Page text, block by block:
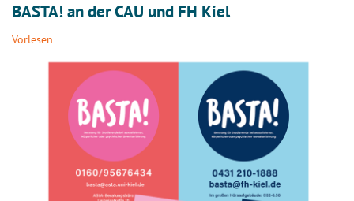
BASTA! an der CAU und FH Kiel
Vorlesen